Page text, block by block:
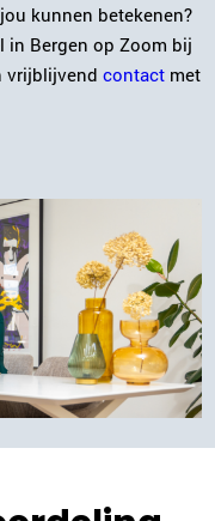
kunnen betekenen?
in Bergen op Zoom bij
vrijblijvendcontact met